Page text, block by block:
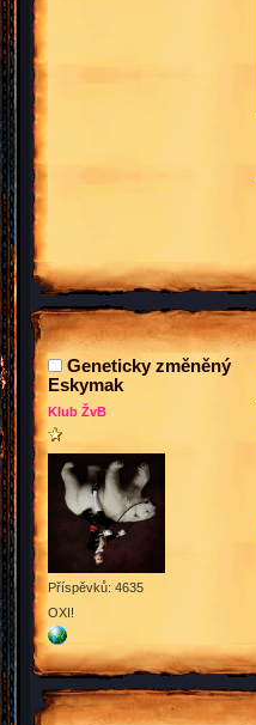
Geneticky změněný
Eskymak
Klub ŽvB
Příspěvků: 4635
OXI!